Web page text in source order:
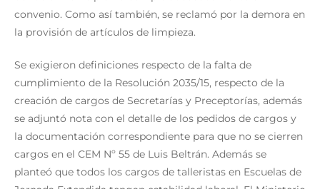
convenio. Como así también, se reclamó por la demora en
la provisión de artículos de limpieza.
Se exigieron definiciones respecto de la falta de
cumplimiento de la Resolución 2035/15, respecto de la
creación de cargos de Secretarías y Preceptorías, además
se adjuntó nota con el detalle de los pedidos de cargos y
la documentación correspondiente para que no se cierren
cargos en el CEM Nº 55 de Luis Beltrán. Además se
planteó que todos los cargos de talleristas en Escuelas de